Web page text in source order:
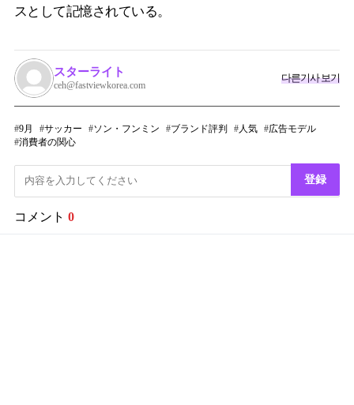
スとして記憶されている。
スターライト
ceh@fastviewkorea.com
다른기사 보기
9月 サッカー ソン・フンミン ブランド評判 人気
広告モデル
消費者の関心
登録
コメント 0